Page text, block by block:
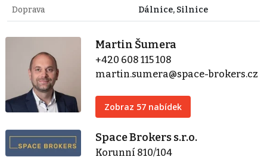
Doprava Dálnice, Silnice
Martin Šumera
+420 608 115 108
martin.sumera@space-brokers.cz
Zobraz 57 nabídek
Space Brokers s.r.o.
Korunní 810/104